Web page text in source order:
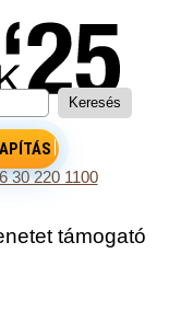
30 220 1100
támogató